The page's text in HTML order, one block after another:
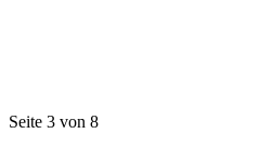
Seite 3 von 8